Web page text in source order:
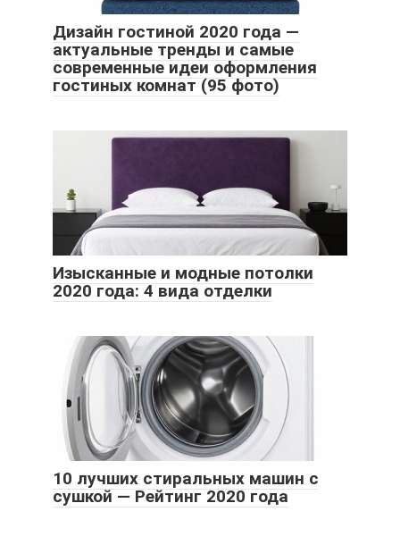
Дизайн гостиной 2020 года —
актуальные тренды и самые
современные идеи оформления
гостиных комнат (95 фото)
Изысканные и модные потолки
2020 года: 4 вида отделки
10 лучших стиральных машин с
сушкой — Рейтинг 2020 года